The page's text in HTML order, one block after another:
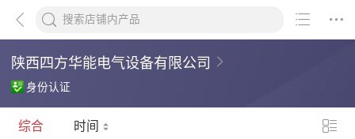
陕西四方华能电气设备有限公司
身份认证
综合 时间